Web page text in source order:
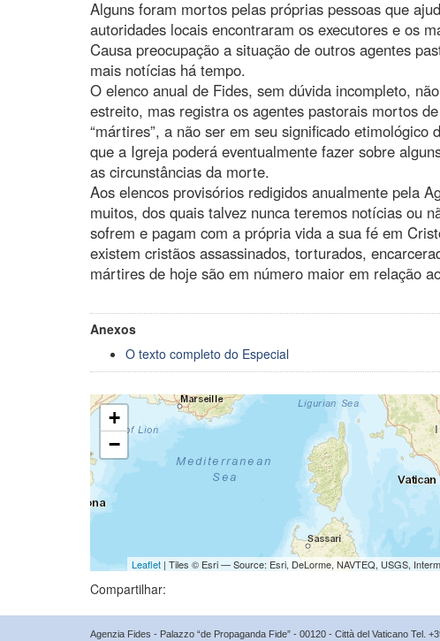
Alguns foram mortos pelas próprias pessoas que
autoridades locais encontraram os executores e os
Causa preocupação a situação de outros agentes
mais notícias há tempo.
O elenco anual de Fides, sem dúvida incompleto,
estreito, mas registra os agentes pastorais mortos
“mártires”, a não ser em seu significado etimológico
que a Igreja poderá eventualmente fazer sobre
as circunstâncias da morte.
Aos elencos provisórios redigidos anualmente pela
muitos, dos quais talvez nunca teremos notícias ou
sofrem e pagam com a própria vida a sua fé em
existem cristãos assassinados, torturados,
mártires de hoje são em número maior em relação
Anexos
O texto completo do Especial
+
−
Leaflet| Tiles © Esri — Source: Esri, DeLorme, NAVTEQ, USGS,
Compartilhar:
Agenzia Fides - Palazzo “de Propaganda Fide” - 00120 - Città del Vaticano Tel.